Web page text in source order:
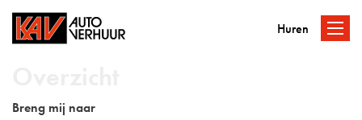
Huren
Breng mij naar